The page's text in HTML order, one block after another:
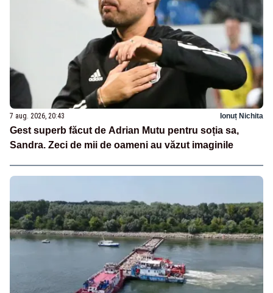
7 aug. 2026, 20:43 Ionuț Nichita
Gest superb făcut de Adrian Mutu pentru soția sa,
Sandra. Zeci de mii de oameni au văzut imaginile